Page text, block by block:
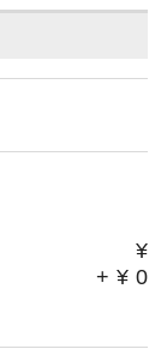
¥
+ ¥ 0